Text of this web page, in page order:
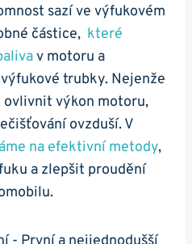
sazí ‍ve výfukovém
částice,
které‍
v motoru ‌a
trubky. Nejenže
ovlivnit⁢ výkon ‌motoru,
ovzduší. V
⁢na efektivní metody,
a zlepšit proudění